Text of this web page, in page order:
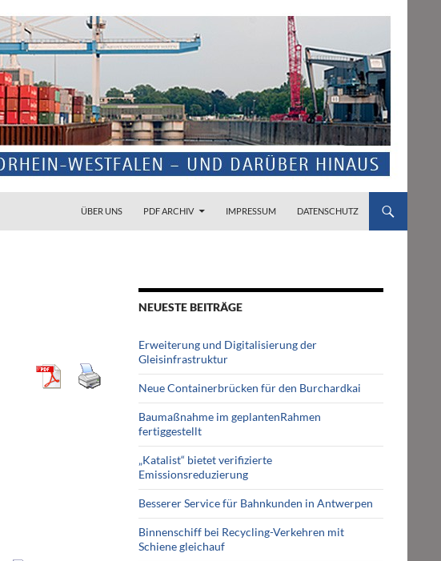
ÜBER UNS
PDF ARCHIV IMPRESSUM DATENSCHUTZ
NEUESTE BEITRÄGE
Erweiterung und Digitalisierung der
Gleisinfrastruktur
Neue Containerbrücken für den Burchardkai
Baumaßnahme im geplantenRahmen
fertiggestellt
„Katalist“ bietet verifizierte
Emissionsreduzierung
Besserer Service für Bahnkunden in Antwerpen
Binnenschiff bei Recycling-Verkehren mit
Schiene gleichauf